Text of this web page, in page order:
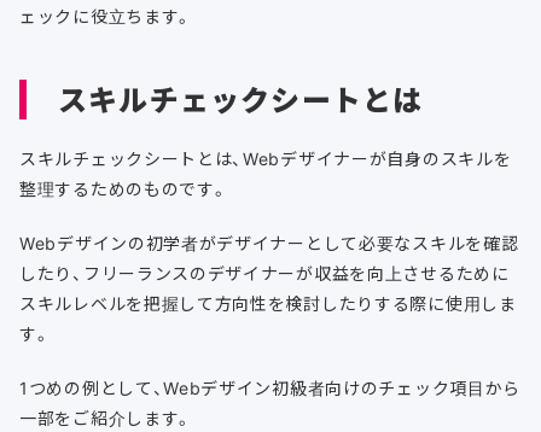
ェックに役立ちます。
スキルチェックシートとは
スキルチェックシートとは、Webデザイナーが自身のスキルを
整理するためのものです。
Webデザインの初学者がデザイナーとして必要なスキルを確認
したり、フリーランスのデザイナーが収益を向上させるために
スキルレベルを把握して方向性を検討したりする際に使用しま
す。
1つめの例として、Webデザイン初級者向けのチェック項目から
一部をご紹介します。